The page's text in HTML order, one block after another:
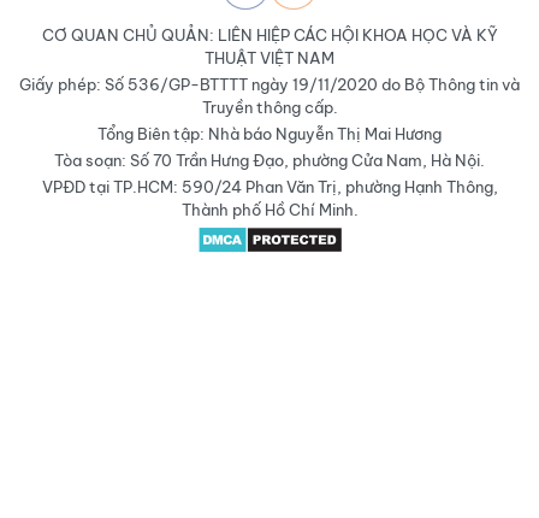
CƠ QUAN CHỦ QUẢN: LIÊN HIỆP CÁC HỘI KHOA HỌC VÀ KỸ
THUẬT VIỆT NAM
Giấy phép: Số 536/GP-BTTTT ngày 19/11/2020 do Bộ Thông tin và
Truyền thông cấp.
Tổng Biên tập: Nhà báo Nguyễn Thị Mai Hương
Tòa soạn: Số 70 Trần Hưng Đạo, phường Cửa Nam, Hà Nội.
VPĐD tại TP.HCM: 590/24 Phan Văn Trị, phường Hạnh Thông,
Thành phố Hồ Chí Minh.